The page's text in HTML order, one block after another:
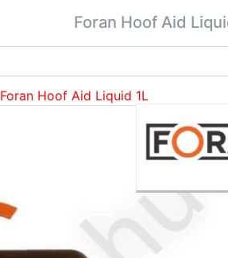
Foran Hoof Aid
Foran Hoof Aid Liquid 1L